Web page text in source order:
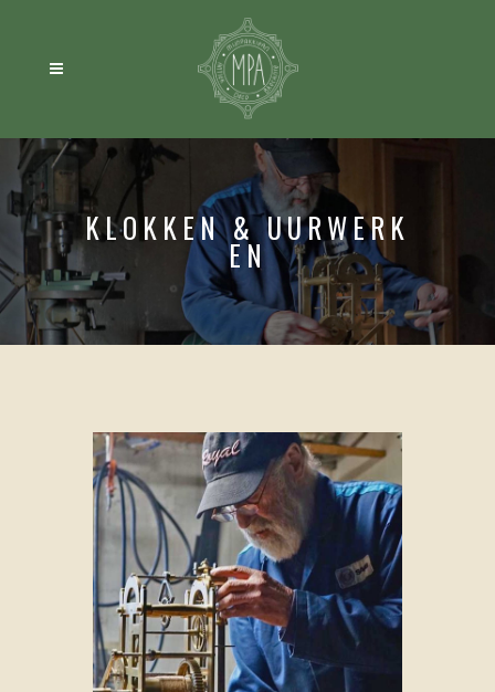
KLOKKEN & UURWERK
EN